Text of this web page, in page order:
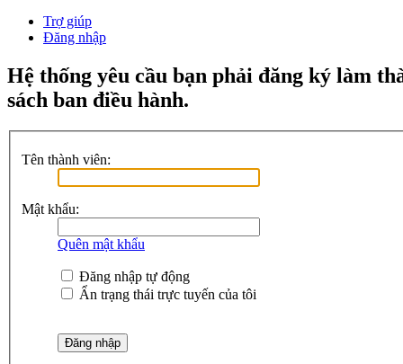
Trợ giúp
Đăng nhập
Hệ thống yêu cầu bạn phải đăng ký làm
sách ban điều hành.
Tên thành viên:
Mật khẩu:
Quên mật khẩu
Đăng nhập tự động
Ẩn trạng thái trực tuyến của tôi